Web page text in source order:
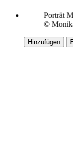
Porträt
©
Hinzufügen